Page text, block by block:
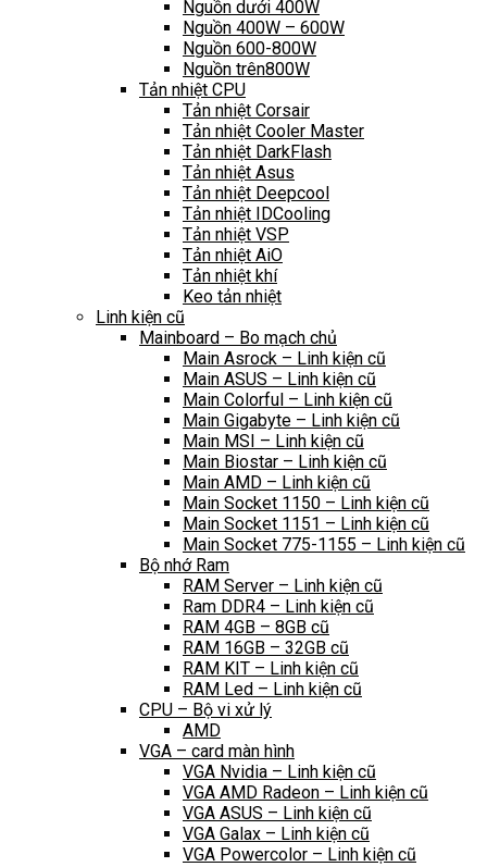
Nguồn dưới 400W
Nguồn 400W – 600W
Nguồn 600-800W
Nguồn trên800W
Tản nhiệt CPU
Tản nhiệt Corsair
Tản nhiệt Cooler Master
Tản nhiệt DarkFlash
Tản nhiệt Asus
Tản nhiệt Deepcool
Tản nhiệt IDCooling
Tản nhiệt VSP
Tản nhiệt AiO
Tản nhiệt khí
Keo tản nhiệt
Linh kiện cũ
Mainboard – Bo mạch chủ
Main Asrock – Linh kiện cũ
Main ASUS – Linh kiện cũ
Main Colorful – Linh kiện cũ
Main Gigabyte – Linh kiện cũ
Main MSI – Linh kiện cũ
Main Biostar – Linh kiện cũ
Main AMD – Linh kiện cũ
Main Socket 1150 – Linh kiện cũ
Main Socket 1151 – Linh kiện cũ
Main Socket 775-1155 – Linh kiện cũ
Bộ nhớ Ram
RAM Server – Linh kiện cũ
Ram DDR4 – Linh kiện cũ
RAM 4GB – 8GB cũ
RAM 16GB – 32GB cũ
RAM KIT – Linh kiện cũ
RAM Led – Linh kiện cũ
CPU – Bộ vi xử lý
AMD
VGA – card màn hình
VGA Nvidia – Linh kiện cũ
VGA AMD Radeon – Linh kiện cũ
VGA ASUS – Linh kiện cũ
VGA Galax – Linh kiện cũ
VGA Powercolor – Linh kiện cũ